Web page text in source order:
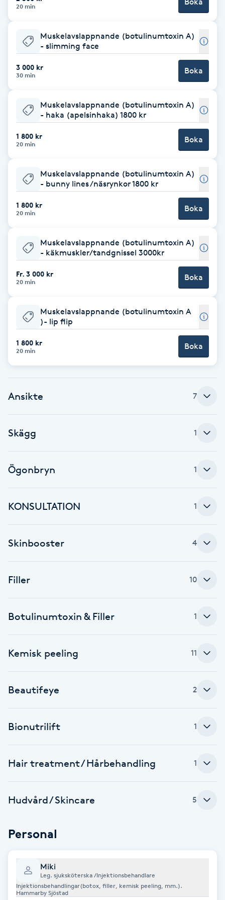
F
Face framing
Faceliftmassage
Fet hårbotten
Fettreducering
Fillers
Fotmassage
Fotvård
Fransar
Fransborttagning
Fransfärgning
Fransförlängning
Fransförlängning Volym
Fransrengöring
Friskvård
Frisör
Färgning
Föning
Gel naglar
Gellack
Gravidmassage
Gravidyoga
Gruppträning
20 min
Muskelavslappnande (botulinumtoxin A)
- slimming face
3 000 kr
30 min Boka
Muskelavslappnande (botulinumtoxin A)
- haka (apelsinhaka) 1800 kr
1 800 kr
20 min Boka
Muskelavslappnande (botulinumtoxin A)
- bunny lines /näsrynkor 1800 kr
1 800 kr
20 min Boka
Muskelavslappnande (botulinumtoxin A)
- käkmuskler/tandgnissel 3000kr
Fr. 3 000 kr
20 min Boka
Muskelavslappnande (botulinumtoxin A
)- lip flip
1 800 kr
20 min Boka
Ansikte 7
Skägg 1
Ögonbryn 1
KONSULTATION 1
Skinbooster 4
Filler 10
Botulinumtoxin & Filler 1
Kemisk peeling 11
Beautifeye 2
Bionutrilift 1
Hair treatment / Hårbehandling 1
Hudvård / Skincare 5
Personal
Miki
Leg. sjuksköterska /Injektionsbehandlare
Injektionsbehandlingar(botox, filler, kemisk peeling, mm.).
Hammarby Sjöstad